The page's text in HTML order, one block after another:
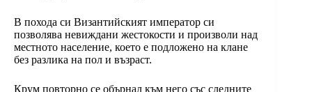
В похода си Византийският император си
позволява невиждани жестокости и произволи над
местното население, което е подложено на клане
без разлика на пол и възраст.
Крум повторно се обърнал към него със следните